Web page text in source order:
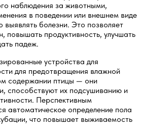
наблюдения за животными,
в поведении или внешнем виде
болезни. Это позволяет
повышать продуктивность, улучшать
падеж.
устройства для
для предотвращения влажной
содержании птицы — они
способствуют их подсушиванию и
Перспективным
автоматическое определение пола
что повышает выживаемость